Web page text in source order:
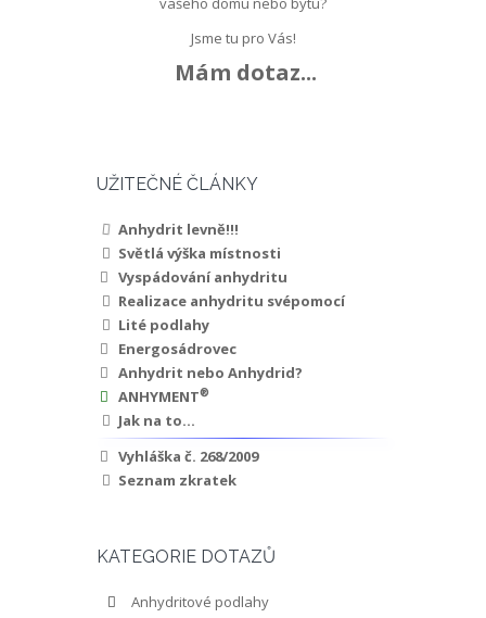
Jsme tu pro Vás!
Mám dotaz...
UŽITEČNÉ ČLÁNKY
Anhydrit levně!!!
Světlá výška místnosti
Vyspádování anhydritu
Realizace anhydritu svépomocí
Lité podlahy
Energosádrovec
Anhydrit nebo Anhydrid?
ANHYMENT®
Jak na to...
Vyhláška č. 268/2009
Seznam zkratek
KATEGORIE DOTAZŮ
Anhydritové podlahy